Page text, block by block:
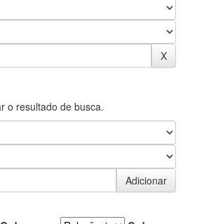
o resultado de busca.